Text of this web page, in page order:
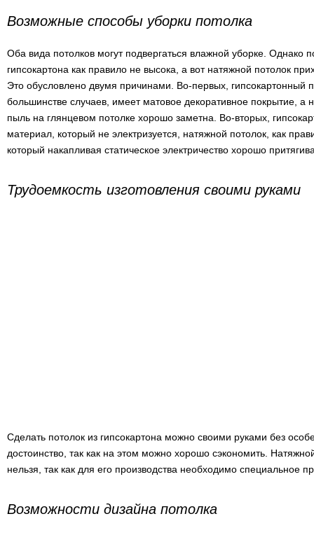
Возможные способы уборки потолка
Оба вида потолков могут подвергаться влажной уборке. Однако
гипсокартона как правило не высока, а вот натяжной потолок
Это обусловлено двумя причинами. Во-первых, гипсокартонный
большинстве случаев, имеет матовое декоративное покрытие, а
пыль на глянцевом потолке хорошо заметна. Во-вторых,
материал, который не электризуется, натяжной потолок, как
который накапливая статическое электричество хорошо
Трудоемкость изготовления своими руками
Сделать потолок из гипсокартона можно своими руками без
достоинство, так как на этом можно хорошо сэкономить.
нельзя, так как для его производства необходимо специальное
Возможности дизайна потолка